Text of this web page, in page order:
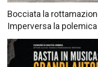
Bocciata la
Imperversa la polemica